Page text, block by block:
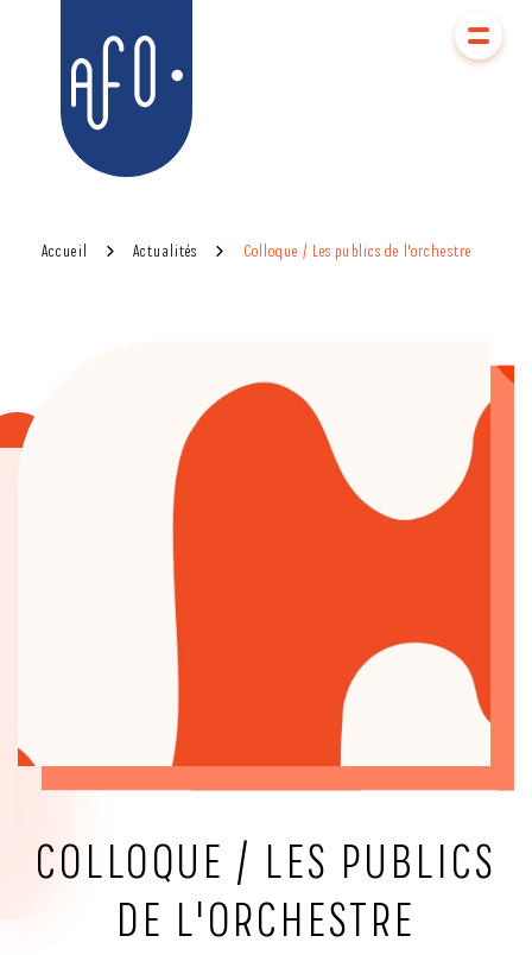
menu
contenu
AFO
Accueil Actualités Colloque / Les publics de l'orchestre
COLLOQUE / LES PUBLICS
DE L'ORCHESTRE